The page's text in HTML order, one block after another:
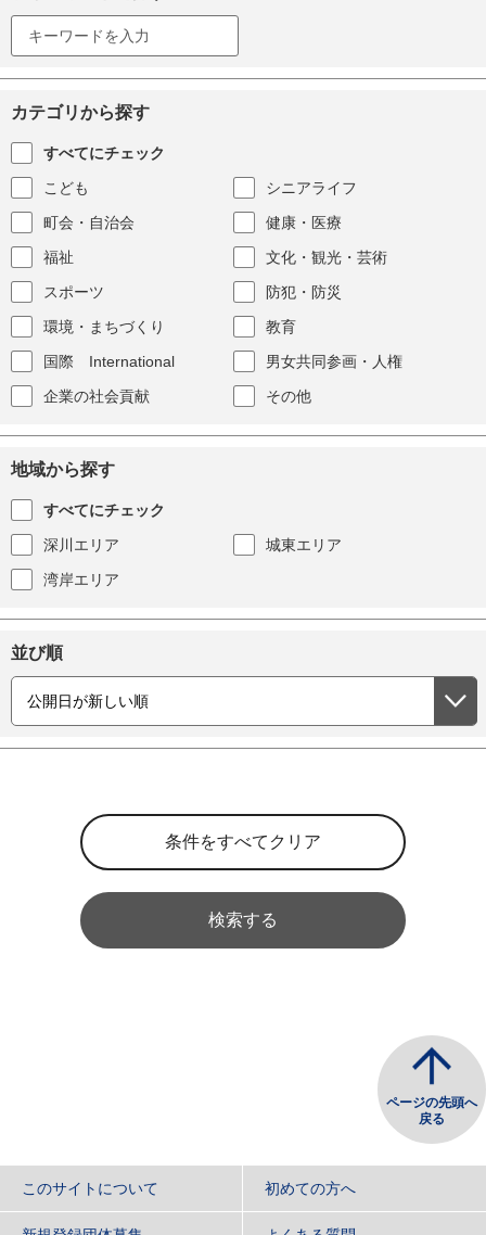
カテゴリから探す
すべてにチェック
こども
シニアライフ
町会・自治会
健康・医療
福祉
文化・観光・芸術
スポーツ
防犯・防災
環境・まちづくり
教育
国際 International
男女共同参画・人権
企業の社会貢献
その他
地域から探す
すべてにチェック
深川エリア
城東エリア
湾岸エリア
並び順
検索する
ページの先頭へ
戻る
このサイトについて 初めての方へ